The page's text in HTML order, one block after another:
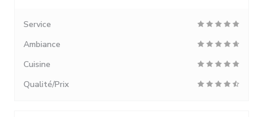
Service
Ambiance
Cuisine
Qualité/Prix